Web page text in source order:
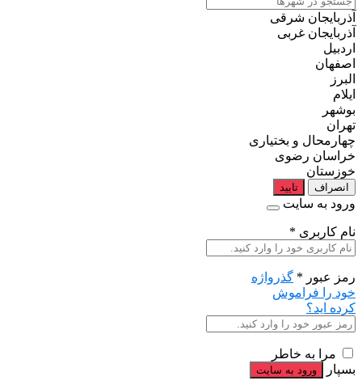
آذربایجان شرقی
آذربایجان غربی
اردبیل
اصفهان
البرز
ایلام
بوشهر
تهران
چهارمحال و بختیاری
خراسان رضوی
خوزستان
انصراف تایید
ورود به سایت
نام کاربری *
رمز عبور * گذرواژه
خود را فراموش
کرده اید؟
مرا به خاطر
بسپار